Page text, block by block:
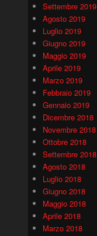
Settembre 2019
Agosto 2019
Luglio 2019
Giugno 2019
Maggio 2019
Aprile 2019
Marzo 2019
Febbraio 2019
Gennaio 2019
Dicembre 2018
Novembre 2018
Ottobre 2018
Settembre 2018
Agosto 2018
Luglio 2018
Giugno 2018
Maggio 2018
Aprile 2018
Marzo 2018